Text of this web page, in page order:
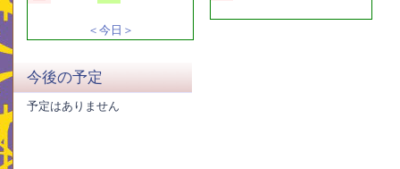
＜今日＞
今後の予定
予定はありません